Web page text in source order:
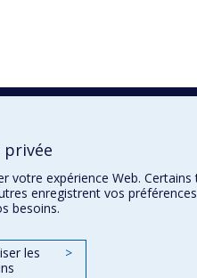
privée
votre expérience Web.
enregistrent vos
besoins.
les
>